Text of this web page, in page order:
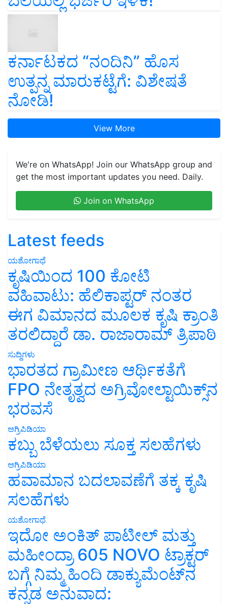
ಕರ್ನಾಟಕದ “ನಂದಿನಿ” ಹೊಸ
ಉತ್ಪನ್ನ ಮಾರುಕಟ್ಟೆಗೆ: ವಿಶೇಷತೆ
ನೋಡಿ!
View More
We're on WhatsApp! Join our WhatsApp group and
get the most important updates you need. Daily.
Join on WhatsApp
Latest feeds
ಯಶೋಗಾಥೆ
ಕೃಷಿಯಿಂದ 100 ಕೋಟಿ
ವಹಿವಾಟು: ಹೆಲಿಕಾಪ್ಟರ್ ನಂತರ
ಈಗ ವಿಮಾನದ ಮೂಲಕ ಕೃಷಿ ಕ್ರಾಂತಿ
ತರಲಿದ್ದಾರೆ ಡಾ. ರಾಜಾರಾಮ್ ತ್ರಿಪಾಠಿ
ಸುದ್ದಿಗಳು
ಭಾರತದ ಗ್ರಾಮೀಣ ಆರ್ಥಿಕತೆಗೆ
FPO ನೇತೃತ್ವದ ಅಗ್ರಿವೋಲ್ಟಾಯಿಕ್ಸ್‌ನ
ಭರವಸೆ
ಅಗ್ರಿಪಿಡಿಯಾ
ಕಬ್ಬು ಬೆಳೆಯಲು ಸೂಕ್ತ ಸಲಹೆಗಳು
ಅಗ್ರಿಪಿಡಿಯಾ
ಹವಾಮಾನ ಬದಲಾವಣೆಗೆ ತಕ್ಕ ಕೃಷಿ
ಸಲಹೆಗಳು
ಯಶೋಗಾಥೆ
ಇದೋ ಅಂಕಿತ್ ಪಾಟೀಲ್ ಮತ್ತು
ಮಹೀಂದ್ರಾ 605 NOVO ಟ್ರಾಕ್ಟರ್
ಬಗ್ಗೆ ನಿಮ್ಮ ಹಿಂದಿ ಡಾಕ್ಯುಮೆಂಟ್‌ನ
ಕನ್ನಡ ಅನುವಾದ: